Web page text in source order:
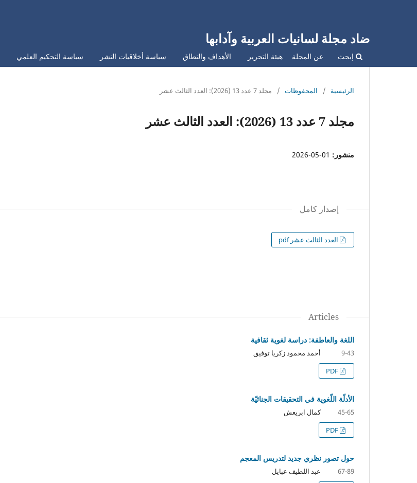
ضاد مجلة لسانيات العربية وآدابها
عن المجلة هيئة التحرير الأهداف والنطاق سياسة أخلاقيات النشر سياسة التحكيم العلمي إبحث
الرئيسية / المحفوظات / مجلد 7 عدد 13 (2026): العدد الثالث عشر
مجلد 7 عدد 13 (2026): العدد الثالث عشر
منشور: 01-05-2026
إصدار كامل
العدد الثالث عشر pdf
Articles
اللغة والعاطفة: دراسة لغوية ثقافية
أحمد محمود زكريا توفيق
9-43
PDF
الأدلّة اللّغوية في التحقيقات الجنائيّة
كمال ابريعش
45-65
PDF
حول تصور نظري جديد لتدريس المعجم
عبد اللطيف عبايل
67-89